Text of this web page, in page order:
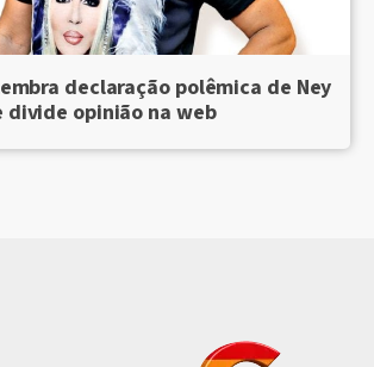
declaração polêmica de Ney
divide opinião na web